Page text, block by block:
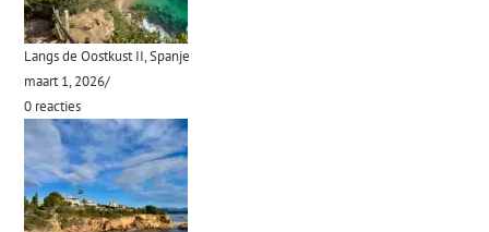
Langs de Oostkust II, Spanje
maart 1, 2026/
0 reacties